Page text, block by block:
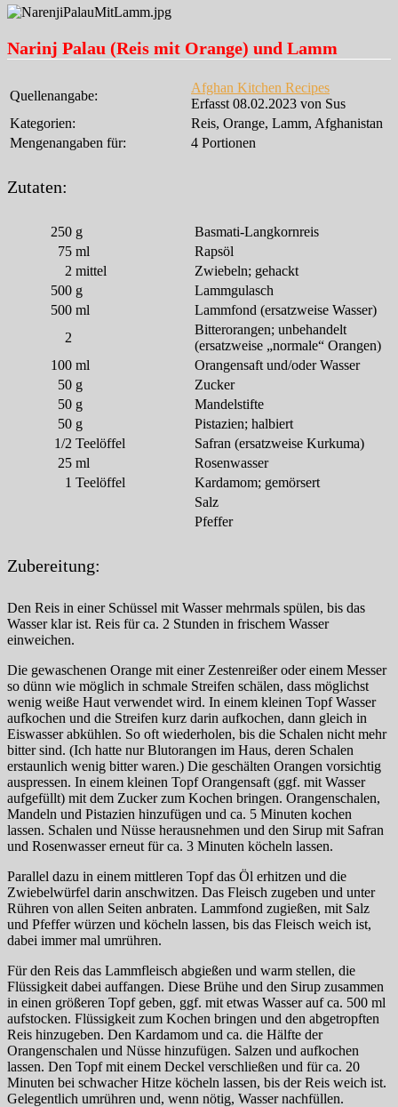
Narinj Palau (Reis mit Orange) und Lamm
Quellenangabe:
Afghan Kitchen Recipes
Erfasst 08.02.2023 von Sus
Kategorien:
Reis, Orange, Lamm, Afghanistan
Mengenangaben für:
4 Portionen
Zutaten:
250 g
Basmati-Langkornreis
75 ml
Rapsöl
2 mittel
Zwiebeln; gehackt
500 g
Lammgulasch
500 ml
Lammfond (ersatzweise Wasser)
2
Bitterorangen; unbehandelt
(ersatzweise „normale“ Orangen)
100 ml
Orangensaft und/oder Wasser
50 g
Zucker
50 g
Mandelstifte
50 g
Pistazien; halbiert
1/2 Teelöffel
Safran (ersatzweise Kurkuma)
25 ml
Rosenwasser
1 Teelöffel
Kardamom; gemörsert
Salz
Pfeffer
Zubereitung:
Den Reis in einer Schüssel mit Wasser mehrmals spülen, bis das
Wasser klar ist. Reis für ca. 2 Stunden in frischem Wasser
einweichen.
Die gewaschenen Orange mit einer Zestenreißer oder einem Messer
so dünn wie möglich in schmale Streifen schälen, dass möglichst
wenig weiße Haut verwendet wird. In einem kleinen Topf Wasser
aufkochen und die Streifen kurz darin aufkochen, dann gleich in
Eiswasser abkühlen. So oft wiederholen, bis die Schalen nicht mehr
bitter sind. (Ich hatte nur Blutorangen im Haus, deren Schalen
erstaunlich wenig bitter waren.) Die geschälten Orangen vorsichtig
auspressen. In einem kleinen Topf Orangensaft (ggf. mit Wasser
aufgefüllt) mit dem Zucker zum Kochen bringen. Orangenschalen,
Mandeln und Pistazien hinzufügen und ca. 5 Minuten kochen
lassen. Schalen und Nüsse herausnehmen und den Sirup mit Safran
und Rosenwasser erneut für ca. 3 Minuten köcheln lassen.
Parallel dazu in einem mittleren Topf das Öl erhitzen und die
Zwiebelwürfel darin anschwitzen. Das Fleisch zugeben und unter
Rühren von allen Seiten anbraten. Lammfond zugießen, mit Salz
und Pfeffer würzen und köcheln lassen, bis das Fleisch weich ist,
dabei immer mal umrühren.
Für den Reis das Lammfleisch abgießen und warm stellen, die
Flüssigkeit dabei auffangen. Diese Brühe und den Sirup zusammen
in einen größeren Topf geben, ggf. mit etwas Wasser auf ca. 500 ml
aufstocken. Flüssigkeit zum Kochen bringen und den abgetropften
Reis hinzugeben. Den Kardamom und ca. die Hälfte der
Orangenschalen und Nüsse hinzufügen. Salzen und aufkochen
lassen. Den Topf mit einem Deckel verschließen und für ca. 20
Minuten bei schwacher Hitze köcheln lassen, bis der Reis weich ist.
Gelegentlich umrühren und, wenn nötig, Wasser nachfüllen.